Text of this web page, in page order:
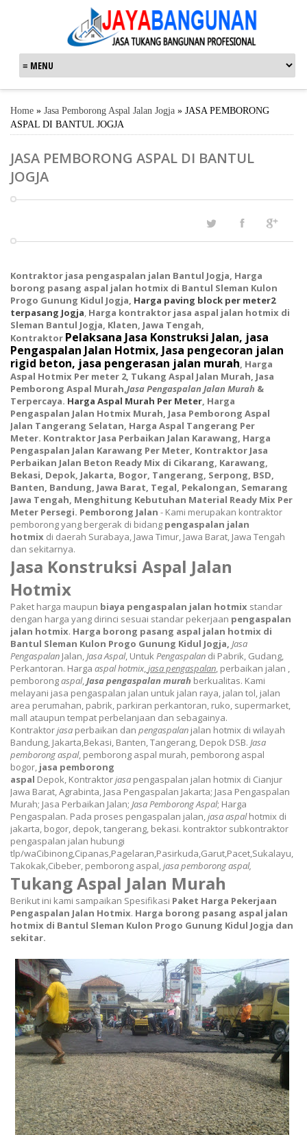
Home » Jasa Pemborong Aspal Jalan Jogja » JASA PEMBORONG
ASPAL DI BANTUL JOGJA
JASA PEMBORONG ASPAL DI BANTUL
JOGJA
Kontraktor jasa pengaspalan jalan Bantul Jogja, Harga
borong pasang aspal jalan hotmix di Bantul Sleman Kulon
Progo Gunung Kidul Jogja, Harga paving block per meter2
terpasang Jogja, Harga kontraktor jasa aspal jalan hotmix di
Sleman Bantul Jogja, Klaten, Jawa Tengah,
Kontraktor Pelaksana Jasa Konstruksi Jalan, jasa
Pengaspalan Jalan Hotmix, Jasa pengecoran jalan
rigid beton, jasa pengerasan jalan murah, Harga
Aspal Hotmix Per meter 2, Tukang Aspal Jalan Murah, Jasa
Pemborong Aspal Murah,Jasa Pengaspalan Jalan Murah &
Terpercaya. Harga Aspal Murah Per Meter, Harga
Pengaspalan Jalan Hotmix Murah, Jasa Pemborong Aspal
Jalan Tangerang Selatan, Harga Aspal Tangerang Per
Meter. Kontraktor Jasa Perbaikan Jalan Karawang, Harga
Pengaspalan Jalan Karawang Per Meter, Kontraktor Jasa
Perbaikan Jalan Beton Ready Mix di Cikarang, Karawang,
Bekasi, Depok, Jakarta, Bogor, Tangerang, Serpong, BSD,
Banten, Bandung, Jawa Barat, Tegal, Pekalongan, Semarang
Jawa Tengah, Menghitung Kebutuhan Material Ready Mix Per
Meter Persegi. Pemborong Jalan - Kami merupakan kontraktor
pemborong yang bergerak di bidang pengaspalan jalan
hotmix di daerah Surabaya, Jawa Timur, Jawa Barat, Jawa Tengah
dan sekitarnya.
Jasa Konstruksi Aspal Jalan
Hotmix
Paket harga maupun biaya pengaspalan jalan hotmix standar
dengan harga yang dirinci sesuai standar pekerjaan pengaspalan
jalan hotmix. Harga borong pasang aspal jalan hotmix di
Bantul Sleman Kulon Progo Gunung Kidul Jogja, Jasa
Pengaspalan Jalan,Jasa Aspal, UntukPengaspalan di Pabrik, Gudang,
Perkantoran. Harga aspal hotmix,jasa pengaspalan, perbaikan jalan ,
pemborongaspal,Jasa pengaspalan murah berkualitas. Kami
melayani jasa pengaspalan jalan untuk jalan raya, jalan tol, jalan
area perumahan, pabrik, parkiran perkantoran, ruko, supermarket,
mall ataupun tempat perbelanjaan dan sebagainya.
Kontraktorjasa perbaikan dan pengaspalan jalan hotmix di wilayah
Bandung, Jakarta,Bekasi, Banten, Tangerang, Depok DSB. Jasa
pemborong aspal, pemborong aspal murah, pemborong aspal
bogor, jasa pemborong
aspal Depok, Kontraktorjasa pengaspalan jalan hotmix di Cianjur
Jawa Barat, Agrabinta, Jasa Pengaspalan Jakarta; Jasa Pengaspalan
Murah; Jasa Perbaikan Jalan; Jasa Pemborong Aspal; Harga
Pengaspalan. Pada proses pengaspalan jalan,jasa aspalhotmix di
jakarta, bogor, depok, tangerang, bekasi. kontraktor subkontraktor
pengaspalan jalan hubungi
tlp/waCibinong,Cipanas,Pagelaran,Pasirkuda,Garut,Pacet,Sukalayu,
Takokak,Cibeber​, pemborong aspal,jasa pemborong aspal,
Tukang Aspal Jalan Murah
Berikut ini kami sampaikan Spesifikasi Paket Harga Pekerjaan
Pengaspalan Jalan Hotmix. Harga borong pasang aspal jalan
hotmix di Bantul Sleman Kulon Progo Gunung Kidul Jogja dan
sekitar.